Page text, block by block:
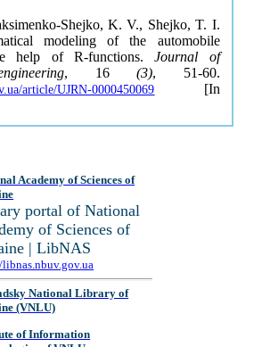
Shejko, K. V., Shejko, T. I.
modeling of the automobile
help of R-functions.Journal of
, 16(3), 51-60.
article/UJRN-0000450069 [In
Academy of Sciences of
portal of National
of Sciences of
| LibNAS
National Library of
(VNLU)
of Information